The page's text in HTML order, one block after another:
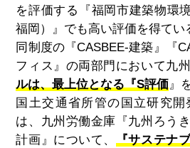
を評価する『福岡市建築物環
福岡）』でも高い評価を得てい
同制度の『CASBEE-建築』『
フィス』の両部門において九
ルは、最上位となる『S評価』
国土交通省所管の国立研究
は、九州労働金庫『九州ろう
計画』について、 『サステナ